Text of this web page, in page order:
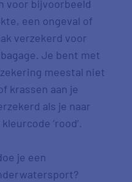
voor bijvoorbeeld
een ongeval of
verzekerd voor
Je bent met
meestal niet
krassen aan je
als je naar
‘rood’.
je een